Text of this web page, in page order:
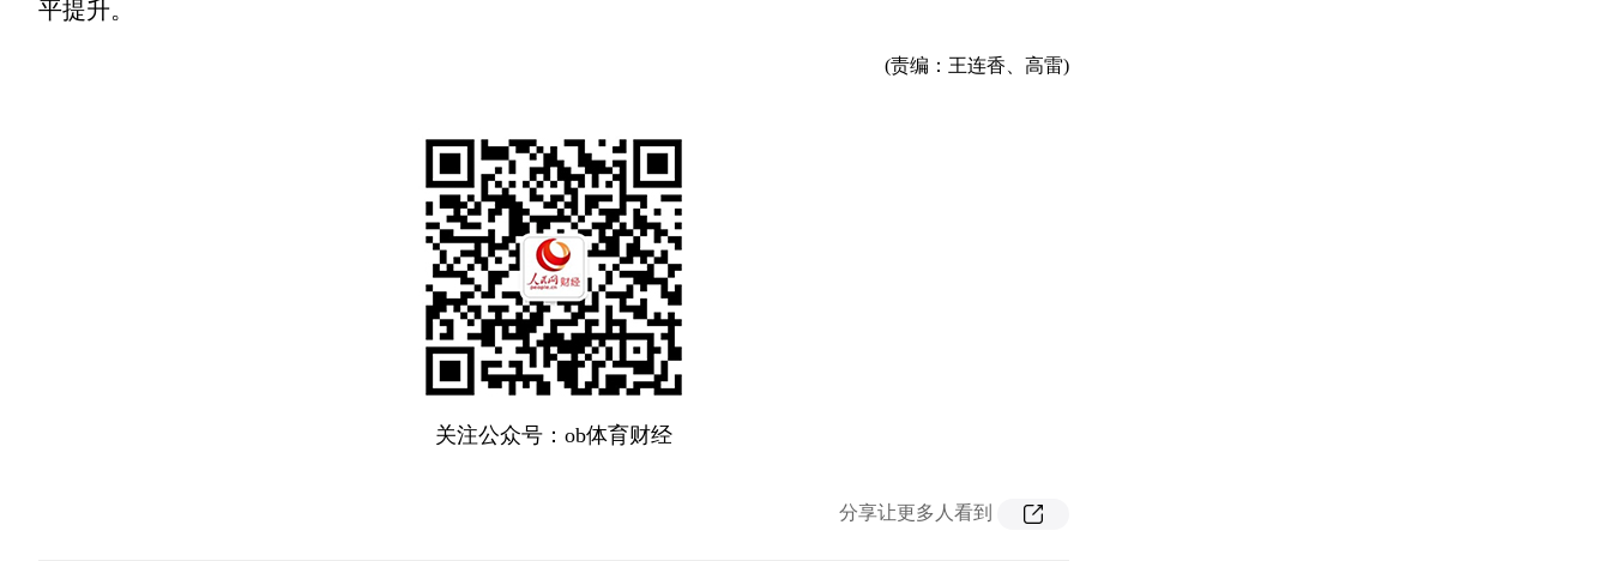
平提升。
(责编：王连香、高雷)
关注公众号：ob体育财经
分享让更多人看到